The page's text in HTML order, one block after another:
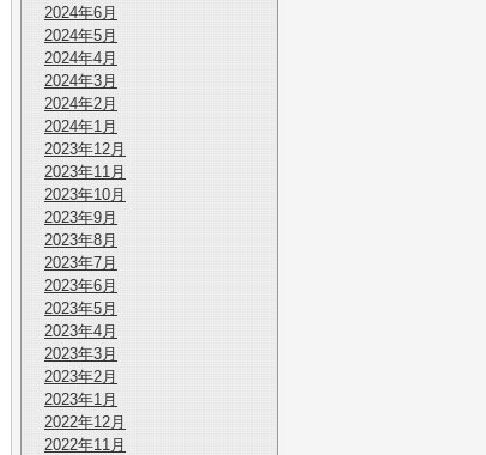
2024年6月
2024年5月
2024年4月
2024年3月
2024年2月
2024年1月
2023年12月
2023年11月
2023年10月
2023年9月
2023年8月
2023年7月
2023年6月
2023年5月
2023年4月
2023年3月
2023年2月
2023年1月
2022年12月
2022年11月